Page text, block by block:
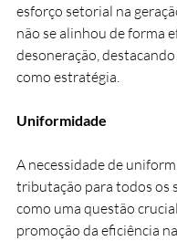
esforço setorial na
não se alinhou de forma
desoneração,
como estratégia.
Uniformidade
A necessidade de
tributação para todos os
como uma questão
promoção da eficiência